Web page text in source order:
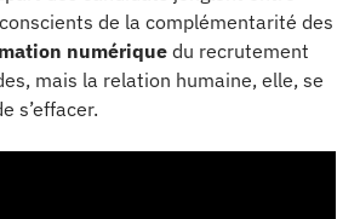
de la complémentarité des
numériquedu recrutement
mais la relation humaine, elle, se
s’effacer.